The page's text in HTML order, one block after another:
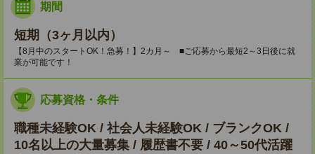
期間
短期（3ヶ月以内）
【8月中のスタートOK！急募！】2カ月～ ■ご応募から最短2～3日後に就
業が可能です！
応募資格・条件
職種未経験OK / 社会人未経験OK / ブランクOK /
10名以上の大量募集 / 履歴書不要 / 40～50代活躍